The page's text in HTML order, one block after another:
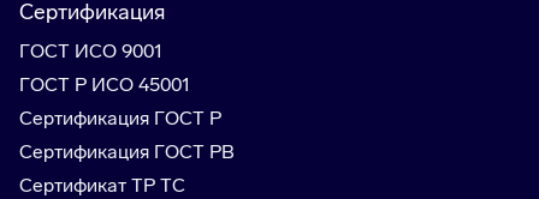
Сертификация
ГОСТ ИСО 9001
ГОСТ Р ИСО 45001
Сертификация ГОСТ Р
Сертификация ГОСТ РВ
Сертификат ТР ТС